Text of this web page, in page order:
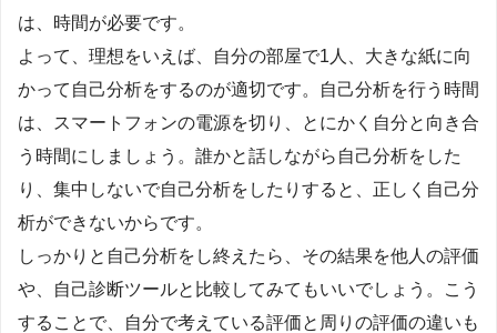
は、時間が必要です。
よって、理想をいえば、自分の部屋で1人、大きな紙に向
かって自己分析をするのが適切です。自己分析を行う時間
は、スマートフォンの電源を切り、とにかく自分と向き合
う時間にしましょう。誰かと話しながら自己分析をした
り、集中しないで自己分析をしたりすると、正しく自己分
析ができないからです。
しっかりと自己分析をし終えたら、その結果を他人の評価
や、自己診断ツールと比較してみてもいいでしょう。こう
することで、自分で考えている評価と周りの評価の違いも